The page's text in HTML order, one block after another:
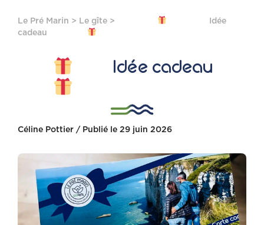
Le Pré Marin > Le gîte >
Idée
cadeau
Idée cadeau
Céline Pottier / Publié le 29 juin 2026